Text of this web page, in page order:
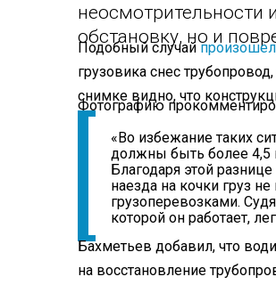
неосмотрительности
обстановку, но и
Подобный случай произошел
грузовика снес
снимке видно, что
Фотографию
«Во избежание таких
должны быть более 4,5
Благодаря этой
наезда на кочки груз
грузоперевозками.
которой он работает,
Бахметьев добавил, что
на восстановление